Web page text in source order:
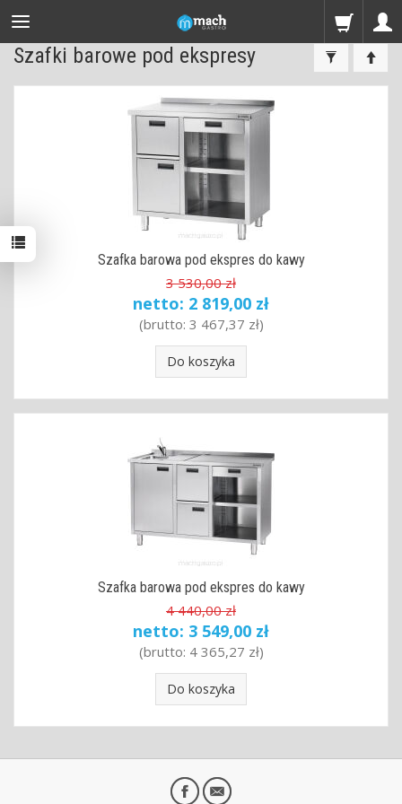
Szafki barowe pod ekspresy
Szafka barowa pod ekspres do kawy
3 530,00 zł
netto: 2 819,00 zł
(brutto: 3 467,37 zł)
Do koszyka
Szafka barowa pod ekspres do kawy
4 440,00 zł
netto: 3 549,00 zł
(brutto: 4 365,27 zł)
Do koszyka